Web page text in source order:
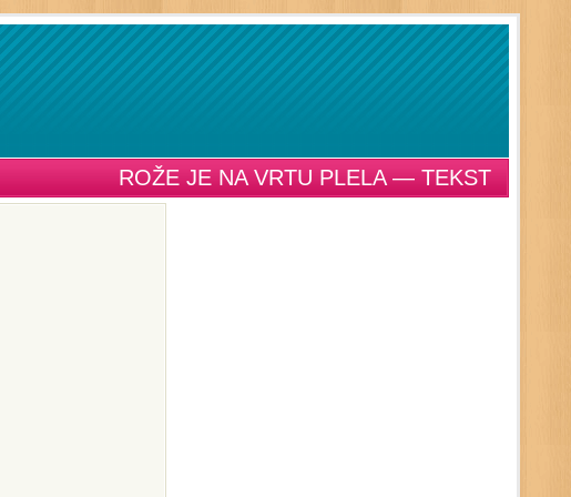
ROŽE JE NA VRTU PLELA — TEKST